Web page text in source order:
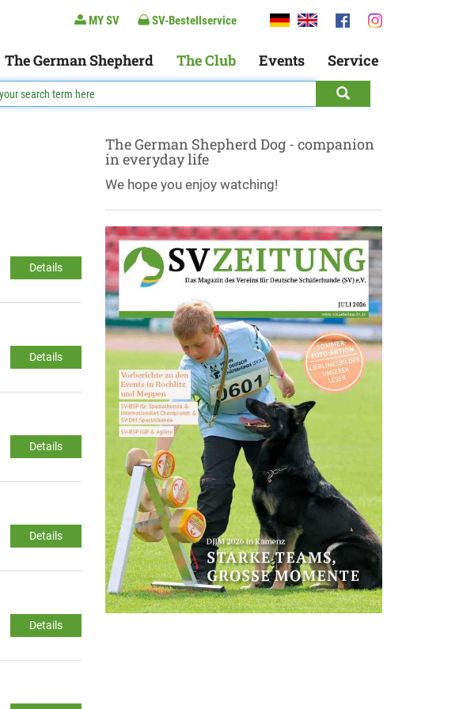
MY SV SV-Bestellservice
The German Shepherd The Club Events Service
Details
Details
Details
Details
Details
The German Shepherd Dog - companion
in everyday life
We hope you enjoy watching!